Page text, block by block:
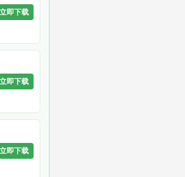
立即下载
立即下载
立即下载